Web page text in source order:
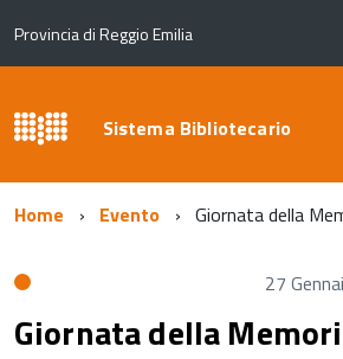
Provincia di Reggio Emilia
Sistema Bibliotecario
Home Evento Giornata della
27
Giornata della